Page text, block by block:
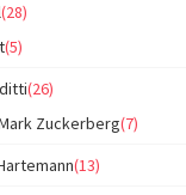
(28)
(5)
(26)
Zuckerberg(7)
(13)